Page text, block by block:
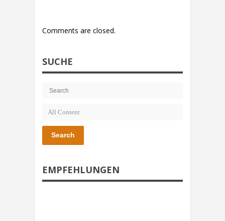
Comments are closed.
SUCHE
Search
EMPFEHLUNGEN